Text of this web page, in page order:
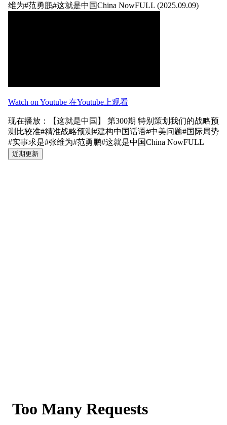
维为#范勇鹏#这就是中国China NowFULL (2025.09.09)
Watch on Youtube 在Youtube上观看
现在播放：【这就是中国】 第300期 特别策划我们的战略预
测比较准#精准战略预测#建构中国话语#中美问题#国际局势
#实事求是#张维为#范勇鹏#这就是中国China NowFULL
近期更新